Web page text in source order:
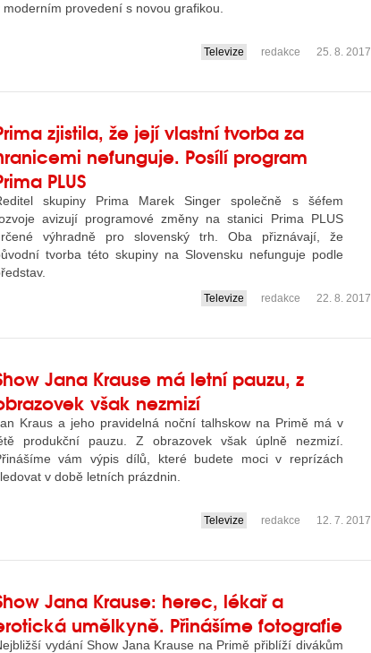
moderním provedení s novou grafikou.
Televize redakce 25. 8. 2017
zjistila, že její vlastní tvorba za
nefunguje. Posílí program
PLUS
skupiny Prima Marek Singer společně s šéfem
avizují programové změny na stanici Prima PLUS
výhradně pro slovenský trh. Oba přiznávají, že
tvorba této skupiny na Slovensku nefunguje podle
Televize redakce 22. 8. 2017
Jana Krause má letní pauzu, z
však nezmizí
Kraus a jeho pravidelná noční talhskow na Primě má v
produkční pauzu. Z obrazovek však úplně nezmizí.
vám výpis dílů, které budete moci v reprízách
v době letních prázdnin.
Televize redakce 12. 7. 2017
Jana Krause: herec, lékař a
umělkyně. Přinášíme fotografie
vydání Show Jana Krause na Primě přiblíží divákům